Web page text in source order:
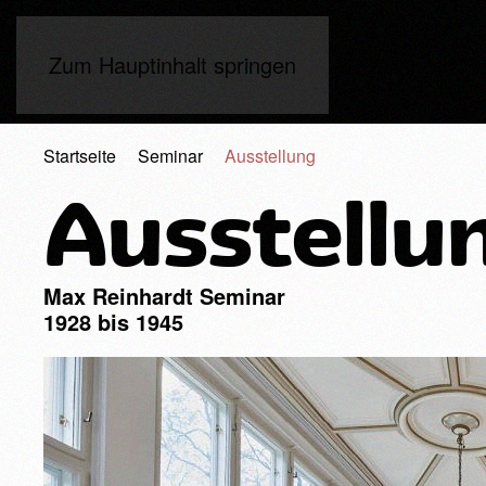
Zum Hauptinhalt springen
Startseite Seminar Ausstellung
Max Reinhardt Seminar
1928 bis 1945